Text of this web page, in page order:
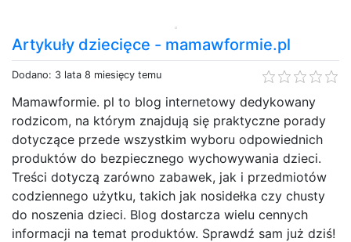
Artykuły dziecięce - mamawformie.pl
Dodano: 3 lata 8 miesięcy temu
Mamawformie. pl to blog internetowy dedykowany
rodzicom, na którym znajdują się praktyczne porady
dotyczące przede wszystkim wyboru odpowiednich
produktów do bezpiecznego wychowywania dzieci.
Treści dotyczą zarówno zabawek, jak i przedmiotów
codziennego użytku, takich jak nosidełka czy chusty
do noszenia dzieci. Blog dostarcza wielu cennych
informacji na temat produktów. Sprawdź sam już dziś!